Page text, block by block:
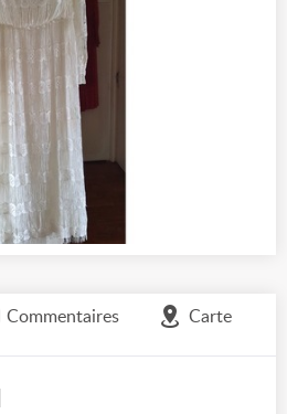
Commentaires Carte